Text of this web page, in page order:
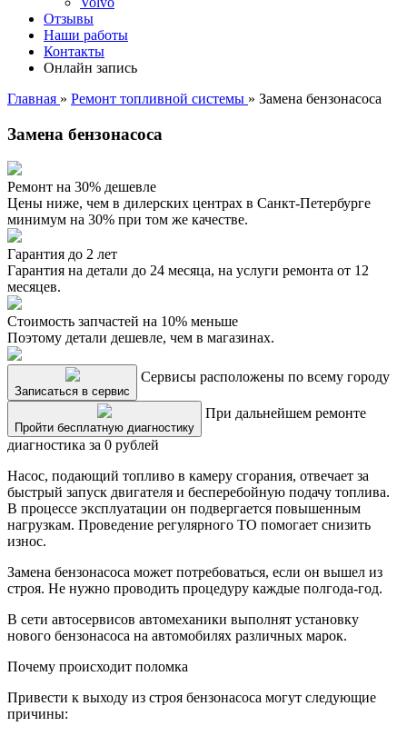
Отзывы
Наши работы
Контакты
Онлайн запись
Главная » Ремонт топливной системы » Замена бензонасоса
Замена бензонасоса
Ремонт на 30% дешевле
Цены ниже, чем в дилерских центрах в Санкт-Петербурге
минимум на 30% при том же качестве.
Гарантия до 2 лет
Гарантия на детали до 24 месяца, на услуги ремонта от 12
месяцев.
Стоимость запчастей на 10% меньше
Поэтому детали дешевле, чем в магазинах.
Записаться в сервис
Сервисы расположены по всему городу
Пройти бесплатную диагностику
При дальнейшем ремонте
диагностика за 0 рублей
Насос, подающий топливо в камеру сгорания, отвечает за
быстрый запуск двигателя и бесперебойную подачу топлива.
В процессе эксплуатации он подвергается повышенным
нагрузкам. Проведение регулярного ТО помогает снизить
износ.
Замена бензонасоса может потребоваться, если он вышел из
строя. Не нужно проводить процедуру каждые полгода-год.
В сети автосервисов автомеханики выполнят установку
нового бензонасоса на автомобилях различных марок.
Почему происходит поломка
Привести к выходу из строя бензонасоса могут следующие
причины: